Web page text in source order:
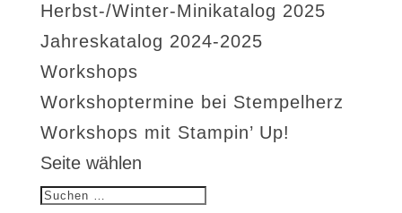
Herbst-/Winter-Minikatalog 2025
Jahreskatalog 2024-2025
Workshops
Workshoptermine bei Stempelherz
Workshops mit Stampin’ Up!
Seite wählen